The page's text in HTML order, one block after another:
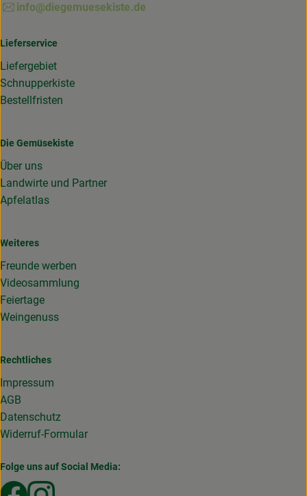
info@diegemuesekiste.de
Lieferservice
Liefergebiet
Schnupperkiste
Bestellfristen
Die Gemüsekiste
Über uns
Landwirte und Partner
Apfelatlas
Weiteres
Freunde werben
Videosammlung
Feiertage
Weingenuss
Rechtliches
Impressum
AGB
Datenschutz
Widerruf-Formular
Folge uns auf Social Media:
Externer Link zu https://www.facebook.com/
Externer Link zu https://www.instagram.com/